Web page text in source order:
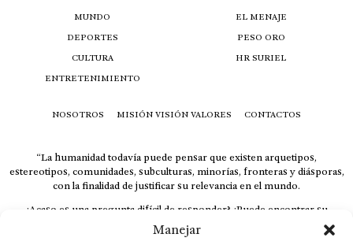
Manejar
MUNDO
DEPORTES
CULTURA
ENTRETENIMIENTO
EL MENAJE
PESO ORO
HR SURIEL
NOSOTROS MISIÓN VISIÓN VALORES CONTACTOS
“La humanidad todavía puede pensar que existen arquetipos,
estereotipos, comunidades, subculturas, minorías, fronteras y diásporas,
con la finalidad de justificar su relevancia en el mundo.
¿Acaso es una pregunta difícil de responder? ¿Puede encontrar su
respuesta al instante, otorgando al receptor cuestionado espacio y
velocidad suficiente para responder correctamente? De no ser así, el que